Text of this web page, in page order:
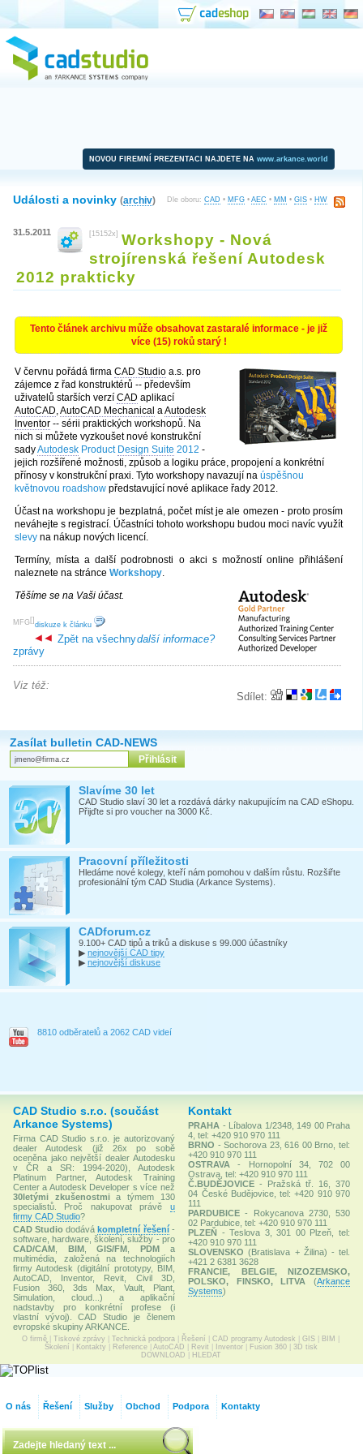
NOVOU FIREMNÍ PREZENTACI NAJDETE NA www.arkance.world
Dle oboru: CAD • MFG • AEC • MM • GIS • HW
Události a novinky (archiv)
31.5.2011 [15152x] Workshopy - Nová
strojírenská řešení Autodesk
2012 prakticky
Tento článek archivu může obsahovat zastaralé informace - je již
více (15) roků starý !
V červnu pořádá firma CAD Studio a.s. pro
zájemce z řad konstruktérů -- především
uživatelů starších verzí CAD aplikací
AutoCAD,AutoCAD Mechanical aAutodesk
Inventor -- sérii praktických workshopů. Na
nich si můžete vyzkoušet nové konstrukční
sadyAutodesk Product Design Suite 2012 -
jejich rozšířené možnosti, způsob a logiku práce, propojení a konkrétní
přínosy v konstrukční praxi. Tyto workshopy navazují na úspěšnou
květnovou roadshow představující nové aplikace řady 2012.
Účast na workshopu je bezplatná, počet míst je ale omezen - proto prosím
neváhejte s registrací. Účastníci tohoto workshopu budou moci navíc využít
slevy na nákup nových licencí.
Termíny, místa a další podrobnosti o akci s možností online přihlášení
naleznete na stránce Workshopy.
Těšíme se na Vaši účast.
[
MFG ]
diskuze k článku
další informace?
Zpět na všechny
zprávy
Sdílet:
Viz též:
Zasílat bulletin CAD-NEWS
Slavíme 30 let
CAD Studio slaví 30 let a rozdává dárky nakupujícím na CAD eShopu.
Přijďte si pro voucher na 3000 Kč.
Pracovní příležitosti
Hledáme nové kolegy, kteří nám pomohou v dalším růstu. Rozšiřte
profesionální tým CAD Studia (Arkance Systems).
CADforum.cz
9.100+ CAD tipů a triků a diskuse s 99.000 účastníky
▶ nejnovější CAD tipy
▶ nejnovější diskuse
8810 odběratelů a 2062 CAD videí
CAD Studio s.r.o. (součást
Arkance Systems)
Firma CAD Studio s.r.o. je autorizovaný
dealer Autodesk (již 26x po sobě
oceněna jako největší dealer Autodesku
v ČR a SR: 1994-2020), Autodesk
Platinum Partner, Autodesk Training
Center a Autodesk Developer s více než
30letými zkušenostmia týmem 130
specialistů. Proč nakupovat právě u
firmy CAD Studio?
CAD Studio dodávákompletní řešení-
software, hardware, školení, služby - pro
CAD/CAM
BIM,GIS/FM ,PDM a
multimédia, založená na technologiích
firmy Autodesk (digitální prototypy, BIM,
AutoCAD, Inventor, Revit, Civil 3D,
Fusion 360, 3ds Max, Vault, Plant,
Simulation, cloud...) a aplikační
nadstavby pro konkrétní profese (i
vlastní vývoj). CAD Studio je členem
evropské skupiny ARKANCE.
Kontakt
PRAHA - Líbalova 1/2348, 149 00 Praha
4, tel: +420 910 970 111
BRNO - Sochorova 23, 616 00 Brno, tel:
+420 910 970 111
OSTRAVA
- Hornopolní 34, 702 00
Ostrava, tel: +420 910 970 111
Č.BUDĚJOVICE - Pražská tř. 16, 370
04 České Budějovice, tel: +420 910 970
111
PARDUBICE - Rokycanova 2730, 530
02 Pardubice, tel: +420 910 970 111
PLZEŇ - Teslova 3, 301 00 Plzeň, tel:
+420 910 970 111
SLOVENSKO (Bratislava + Žilina) - tel.
+421 2 6381 3628
FRANCIE, BELGIE, NIZOZEMSKO,
POLSKO, FINSKO, LITVA
(Arkance
Systems)
O firmě Tiskové zprávy Technická podpora Řešení CAD programy Autodesk GIS BIM
Školení
Kontakty Reference| AutoCAD Revit Inventor| Fusion 360| 3D tisk
DOWNLOAD
HLEDAT
O nás Řešení Služby Obchod Podpora Kontakty